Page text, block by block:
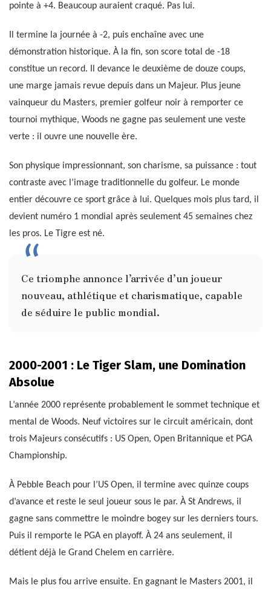
pointe à +4. Beaucoup auraient craqué. Pas lui.
Il termine la journée à -2, puis enchaîne avec une
démonstration historique. À la fin, son score total de -18
constitue un record. Il devance le deuxième de douze coups,
une marge jamais revue depuis dans un Majeur. Plus jeune
vainqueur du Masters, premier golfeur noir à remporter ce
tournoi mythique, Woods ne gagne pas seulement une veste
verte : il ouvre une nouvelle ère.
Son physique impressionnant, son charisme, sa puissance : tout
contraste avec l’image traditionnelle du golfeur. Le monde
entier découvre ce sport grâce à lui. Quelques mois plus tard, il
devient numéro 1 mondial après seulement 45 semaines chez
les pros. Le Tigre est né.
Ce triomphe annonce l’arrivée d’un joueur
nouveau, athlétique et charismatique, capable
de séduire le public mondial.
2000-2001 : Le Tiger Slam, une Domination
Absolue
L’année 2000 représente probablement le sommet technique et
mental de Woods. Neuf victoires sur le circuit américain, dont
trois Majeurs consécutifs : US Open, Open Britannique et PGA
Championship.
À Pebble Beach pour l’US Open, il termine avec quinze coups
d’avance et reste le seul joueur sous le par. À St Andrews, il
gagne sans commettre le moindre bogey sur les derniers tours.
Puis il remporte le PGA en playoff. À 24 ans seulement, il
détient déjà le Grand Chelem en carrière.
Mais le plus fou arrive ensuite. En gagnant le Masters 2001, il